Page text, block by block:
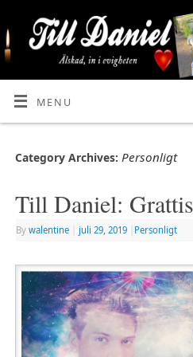
MENU
Category Archives: Personligt
Till Daniel:
By walentine juli 29, 2019 Personligt